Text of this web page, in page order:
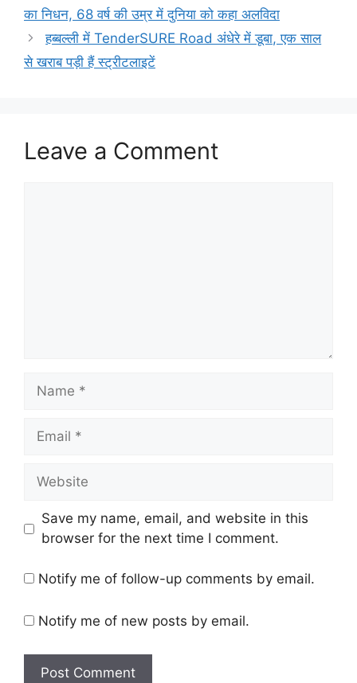
का निधन, 68 वर्ष की उम्र में दुनिया को कहा अलविदा
हब्बल्ली में TenderSURE Road अंधेरे में डूबा, एक साल
से खराब पड़ी हैं स्ट्रीटलाइटें
Leave a Comment
Name
Email
Website
Save my name, email, and website in this
browser for the next time I comment.
Notify me of follow-up comments by email.
Notify me of new posts by email.